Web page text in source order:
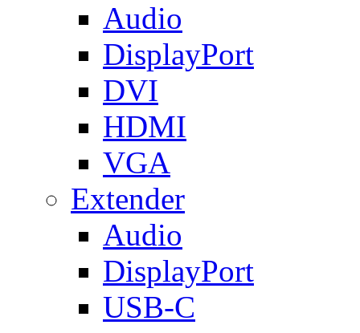
Audio
DisplayPort
DVI
HDMI
VGA
Extender
Audio
DisplayPort
USB-C